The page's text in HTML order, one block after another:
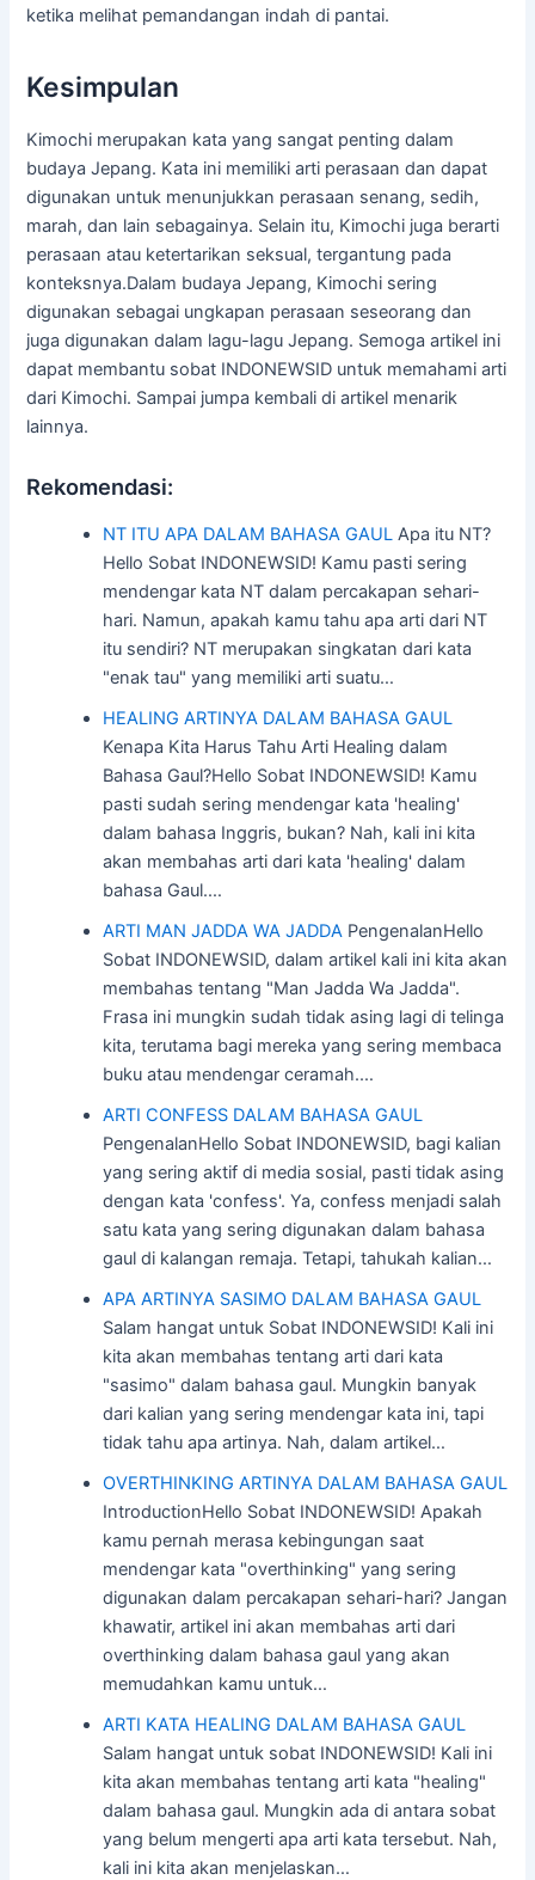
ketika melihat pemandangan indah di pantai.
Kesimpulan
Kimochi merupakan kata yang sangat penting dalam
budaya Jepang. Kata ini memiliki arti perasaan dan dapat
digunakan untuk menunjukkan perasaan senang, sedih,
marah, dan lain sebagainya. Selain itu, Kimochi juga berarti
perasaan atau ketertarikan seksual, tergantung pada
konteksnya.Dalam budaya Jepang, Kimochi sering
digunakan sebagai ungkapan perasaan seseorang dan
juga digunakan dalam lagu-lagu Jepang. Semoga artikel ini
dapat membantu sobat INDONEWSID untuk memahami arti
dari Kimochi. Sampai jumpa kembali di artikel menarik
lainnya.
Rekomendasi:
NT ITU APA DALAM BAHASA GAUL Apa itu NT?
Hello Sobat INDONEWSID! Kamu pasti sering
mendengar kata NT dalam percakapan sehari-
hari. Namun, apakah kamu tahu apa arti dari NT
itu sendiri? NT merupakan singkatan dari kata
"enak tau" yang memiliki arti suatu…
HEALING ARTINYA DALAM BAHASA GAUL
Kenapa Kita Harus Tahu Arti Healing dalam
Bahasa Gaul?Hello Sobat INDONEWSID! Kamu
pasti sudah sering mendengar kata 'healing'
dalam bahasa Inggris, bukan? Nah, kali ini kita
akan membahas arti dari kata 'healing' dalam
bahasa Gaul.…
ARTI MAN JADDA WA JADDA PengenalanHello
Sobat INDONEWSID, dalam artikel kali ini kita akan
membahas tentang "Man Jadda Wa Jadda".
Frasa ini mungkin sudah tidak asing lagi di telinga
kita, terutama bagi mereka yang sering membaca
buku atau mendengar ceramah.…
ARTI CONFESS DALAM BAHASA GAUL
PengenalanHello Sobat INDONEWSID, bagi kalian
yang sering aktif di media sosial, pasti tidak asing
dengan kata 'confess'. Ya, confess menjadi salah
satu kata yang sering digunakan dalam bahasa
gaul di kalangan remaja. Tetapi, tahukah kalian…
APA ARTINYA SASIMO DALAM BAHASA GAUL
Salam hangat untuk Sobat INDONEWSID! Kali ini
kita akan membahas tentang arti dari kata
"sasimo" dalam bahasa gaul. Mungkin banyak
dari kalian yang sering mendengar kata ini, tapi
tidak tahu apa artinya. Nah, dalam artikel…
OVERTHINKING ARTINYA DALAM BAHASA GAUL
IntroductionHello Sobat INDONEWSID! Apakah
kamu pernah merasa kebingungan saat
mendengar kata "overthinking" yang sering
digunakan dalam percakapan sehari-hari? Jangan
khawatir, artikel ini akan membahas arti dari
overthinking dalam bahasa gaul yang akan
memudahkan kamu untuk…
ARTI KATA HEALING DALAM BAHASA GAUL
Salam hangat untuk sobat INDONEWSID! Kali ini
kita akan membahas tentang arti kata "healing"
dalam bahasa gaul. Mungkin ada di antara sobat
yang belum mengerti apa arti kata tersebut. Nah,
kali ini kita akan menjelaskan…